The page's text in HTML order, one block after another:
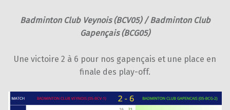
Badminton Club Veynois (BCV05) / Badminton Club
Gapençais (BCG05)
Une victoire 2 à 6 pour nos gapençais et une place en
finale des play-off.